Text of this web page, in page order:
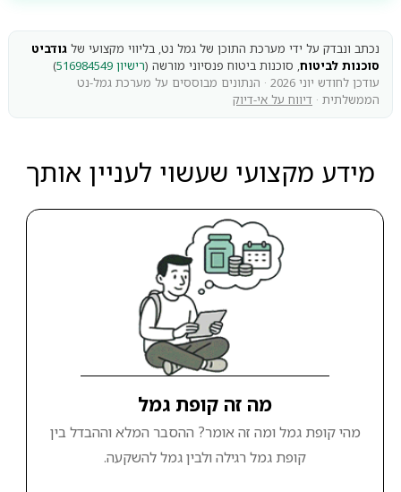
נכתב ונבדק על ידי מערכת התוכן של גמל נט, בליווי מקצועי של גודביט
סוכנות לביטוח, סוכנות ביטוח פנסיוני מורשה (רישיון 516984549
)
עודכן לחודש יוני 2026 · הנתונים מבוססים על מערכת גמל-נט
הממשלתית · דיווח על אי-דיוק
מידע מקצועי שעשוי לעניין אותך
מה זה קופת גמל
מהי קופת גמל ומה זה אומר? ההסבר המלא וההבדל בין
קופת גמל רגילה ולבין גמל להשקעה.